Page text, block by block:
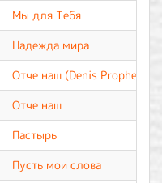
Мы для Тебя
Надежда мира
Отче наш (Denis Prophet
Отче наш
Пастырь
Пусть мои слова